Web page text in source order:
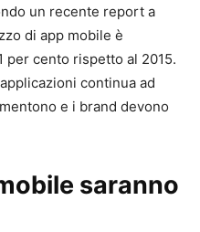
un recente report a
di app mobile è
per cento rispetto al 2015.
continua ad
e i brand devono
saranno